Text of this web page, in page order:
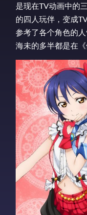
是现在TV动画中的
的四人玩伴，变成
参考了各个角色的
海未的多半都是在